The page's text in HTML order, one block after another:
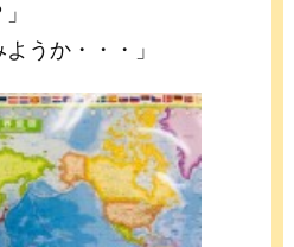
うか・・・」